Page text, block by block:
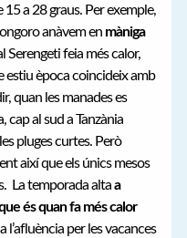
a 28 graus. Per exemple,
anàvem en màniga
Serengeti feia més calor,
estiu època coincideix amb
quan les manades es
cap al sud a Tanzània
pluges curtes. Però
així que els únics mesos
La temporada altaa
és quan fa més calor
l’afluència per les vacances